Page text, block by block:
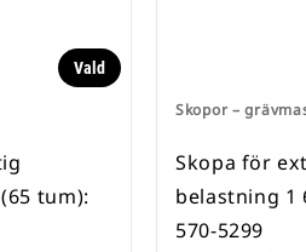
Vald
tum):
Skopor –
Skopa för
belastning 1
570-5299